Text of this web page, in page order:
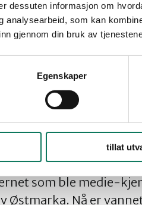
dessuten informasjon om
analysearbeid, som kan
gjennom din bruk av
Egenskaper
tillat
terreng,
i nærområdene. Et
Gjennom
bomvei opp, under
til «Grønlia (God
inn i eventyret;
og stup. Og en
nå den lille skiløypa
som ble medie-
Østmarka. Nå er